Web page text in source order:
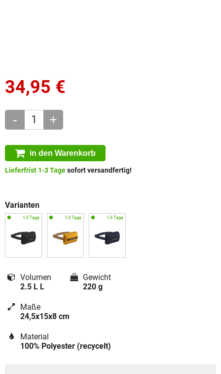
34,95 €
- +
in den Warenkorb
Lieferfrist 1-3 Tagesofort versandfertig!
Varianten
Volumen
2.5 L L
Gewicht
220 g
Maße
24,5x15x8 cm
Material
100% Polyester (recycelt)